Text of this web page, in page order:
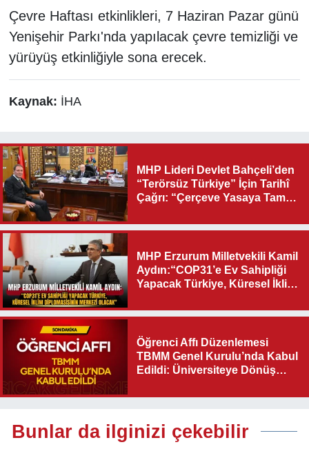
Çevre Haftası etkinlikleri, 7 Haziran Pazar günü
Yenişehir Parkı'nda yapılacak çevre temizliği ve
yürüyüş etkinliğiyle sona erecek.
Kaynak: İHA
MHP Lideri Devlet Bahçeli’den
“Terörsüz Türkiye” İçin Tarihî
Çağrı: “Çerçeve Yasaya Tam
MHP Erzurum Milletvekili Kamil
Aydın:“COP31’e Ev Sahipliği
Yapacak Türkiye, Küresel İklim
Olacak"
Öğrenci Affı Düzenlemesi
TBMM Genel Kurulu’nda Kabul
Edildi: Üniversiteye Dönüş
Bunlar da ilginizi çekebilir